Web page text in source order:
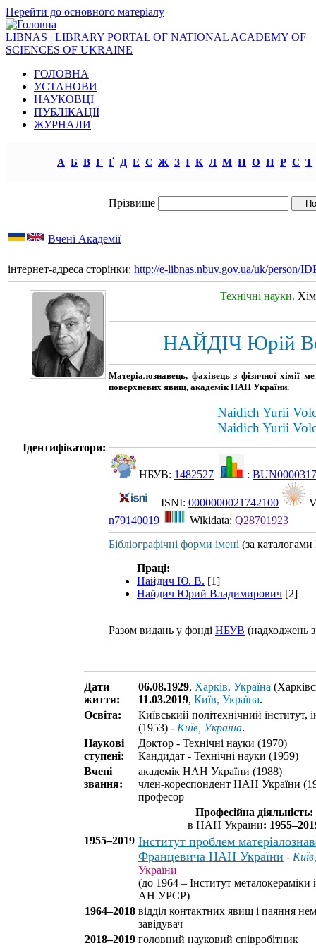
Перейти до основного матеріалу
LIBNAS | LIBRARY PORTAL OF NATIONAL ACADEMY OF
SCIENCES OF UKRAINE
ГОЛОВНА
УСТАНОВИ
НАУКОВЦІ
ПУБЛІКАЦІЇ
ЖУРНАЛИ
А Б В Г Ґ Д Е Є Ж З І К Л М Н О П Р С Т
Прізвище
Вчені Академії
інтернет-адреса сторінки: http://e-libnas.nbuv.gov.ua/uk/person/
Технічні науки.
НАЙДІЧ Юрій
Матеріалознавець, фахівець з фізичної хімії
поверхневих явищ, академік НАН України.
Naidich Yurii
Naidich Yurii
Ідентифікатори:
НБУВ: 1482527 : BUN0000317
ISNI: 0000000021742100
n79140019
Wikidata: Q28701923
Бібліографічні форми імені (за каталогами
Праці:
Найдич Ю. В. [1]
Найдич Юрий Владимирович [2]
Разом видань у фонді НБУВ (надходжень
Дати
життя:
06.08.1929, Харків, Україна
11.03.2019, Київ, Україна.
Освіта:
Київський політехнічний інститут,
(1953) - Київ, Україна.
Наукові
ступені:
Доктор - Технічні науки (1970)
Кандидат - Технічні науки (1959)
Вчені
звання:
академік НАН України (1988)
член-кореспондент НАН України
професор
Професійна діяльність:
в НАН України:
1955–2019 Інститут проблем
Францевича НАН України -
України
(до 1964 – Інститут металокераміки
АН УРСР)
1964–2018 відділ контактних явищ і паяння
завідувач
2018–2019 головний науковий співробітник